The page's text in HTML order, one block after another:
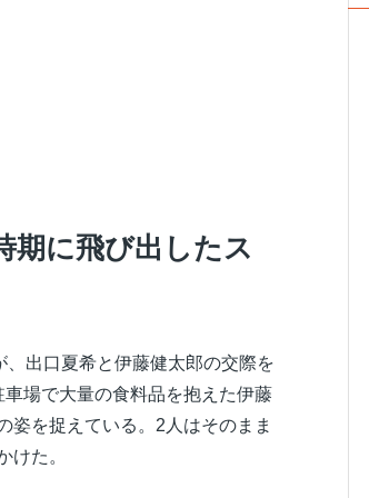
期に飛び出したス
出口夏希と伊藤健太郎の交際を
場で大量の食料品を抱えた伊藤
姿を捉えている。2人はそのまま
けた。